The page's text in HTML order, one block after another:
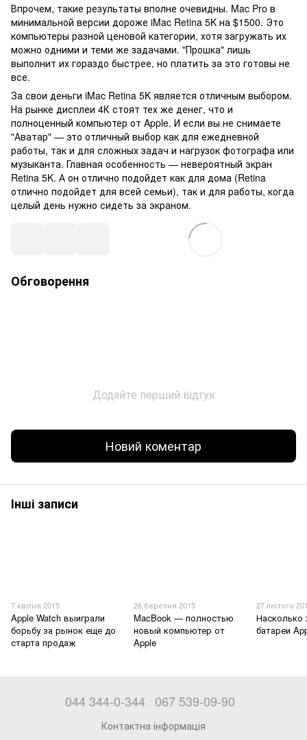
Впрочем, такие результаты вполне очевидны. Mac Pro в
минимальной версии дороже iMac Retina 5K на $1500. Это
компьютеры разной ценовой категории, хотя загружать их
можно одними и теми же задачами. "Прошка" лишь
выполнит их гораздо быстрее, но платить за это готовы не
все.
За свои деньги iMac Retina 5K является отличным выбором.
На рынке дисплеи 4К стоят тех же денег, что и
полноценный компьютер от Apple. И если вы не снимаете
"Аватар" — это отличный выбор как для ежедневной
работы, так и для сложных задач и нагрузок фотографа или
музыканта. Главная особенность — невероятный экран
Retina 5K. А он отлично подойдет как для дома (Retina
отлично подойдет для всей семьи), так и для работы, когда
целый день нужно сидеть за экраном.
Обговорення
Додайте перший відгук
Новий коментар
Інші записи
7 квітня 2015
Apple Watch выиграли
борьбу за рынок еще до
старта продаж
26 березня 2015
MacBook — полностью
новый компьютер от
Apple
27 лютого
Насколько
батареи
044 344-0-344 067 539-09-90
Контактна інформація